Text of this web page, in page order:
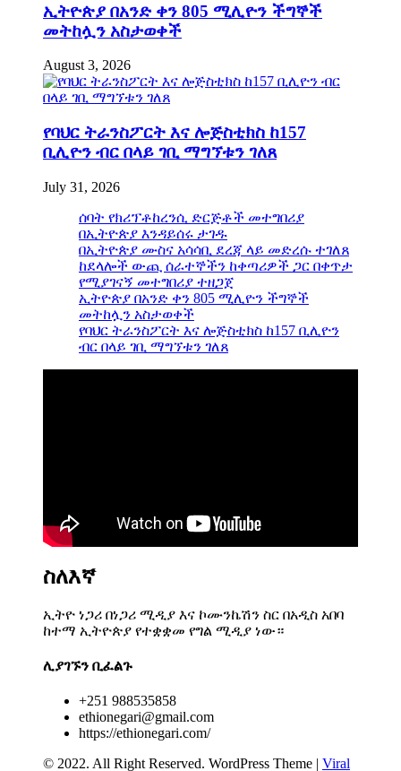
ኢትዮጵያ በአንድ ቀን 805 ሚሊዮን ችግኞች
መትከሏን አስታወቀች
August 3, 2026
የባህር ትራንስፖርት እና ሎጅስቲክስ ከ157
ቢሊዮን ብር በላይ ገቢ ማግኘቱን ገለጸ
July 31, 2026
ሰባት የክሪፕቶከረንሲ ድርጅቶች መተግበሪያ
በኢትዮጵያ እንዳይሰሩ ታገዱ
በኢትዮጵያ ሙስና አሳሳቢ ደረጃ ላይ መድረሱ ተገለጸ
ከደላሎች ውጪ ሰራተኞችን ከቀጣሪዎች ጋር በቀጥታ
የሚያገናኝ መተግበሪያ ተዘጋጀ
ኢትዮጵያ በአንድ ቀን 805 ሚሊዮን ችግኞች
መትከሏን አስታወቀች
የባህር ትራንስፖርት እና ሎጅስቲክስ ከ157 ቢሊዮን
ብር በላይ ገቢ ማግኘቱን ገለጸ
ስለእኛ
ኢትዮ ነጋሪ በነጋሪ ሚዲያ እና ኮሙንኬሽን ስር በአዲስ አበባ
ከተማ ኢትዮጵያ የተቋቋመ የግል ሚዲያ ነው።
ሊያገኙን ቢፈልጉ
+251 988535858
ethionegari@gmail.com
https://ethionegari.com/
© 2022. All Right Reserved. WordPress Theme | Viral